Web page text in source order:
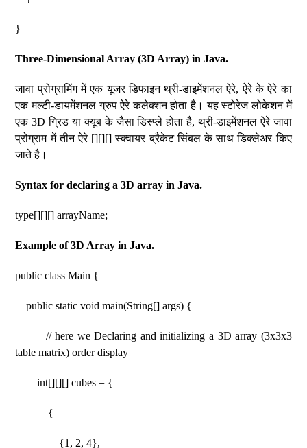
}
Three-Dimensional Array (3D Array) in Java.
जावा प्रोग्रामिंग में एक यूजर डिफाइन थ्री-डाइमेंशनल ऐरे, ऐरे के ऐरे का
एक मल्टी-डायमेंशनल ग्रुप ऐरे कलेक्शन होता है। यह स्टोरेज लोकेशन में
एक 3D ग्रिड या क्यूब के जैसा डिस्प्ले होता है, थ्री-डाइमेंशनल ऐरे जावा
प्रोग्राम में तीन ऐरे [][][] स्क्वायर ब्रैकेट सिंबल के साथ डिक्लेअर किए
जाते है।
Syntax for declaring a 3D array in Java.
type[][][] arrayName;
Example of 3D Array in Java.
public class Main {
public static void main(String[] args) {
// here we Declaring and initializing a 3D array (3x3x3
table matrix) order display
int[][][] cubes = {
{
{1, 2, 4},